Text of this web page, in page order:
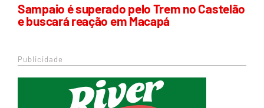
Sampaio é superado pelo Trem no Castelão
e buscará reação em Macapá
Publicidade